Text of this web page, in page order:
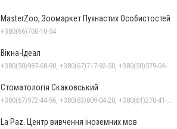
MasterZoo, Зоомаркет Пухнастих Особистостей
+380(66)700-10-54
Вікна-Ідеал
Стоматологія Скаковський
La Paz. Центр вивчення іноземних мов